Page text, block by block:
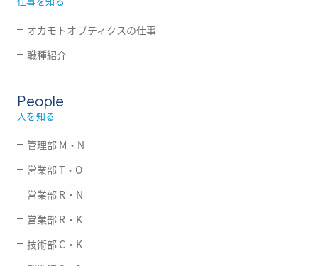
オカモトオプティクスの仕事
職種紹介
People
人を知る
管理部 M・N
営業部 T・O
営業部 R・N
営業部 R・K
技術部 C・K